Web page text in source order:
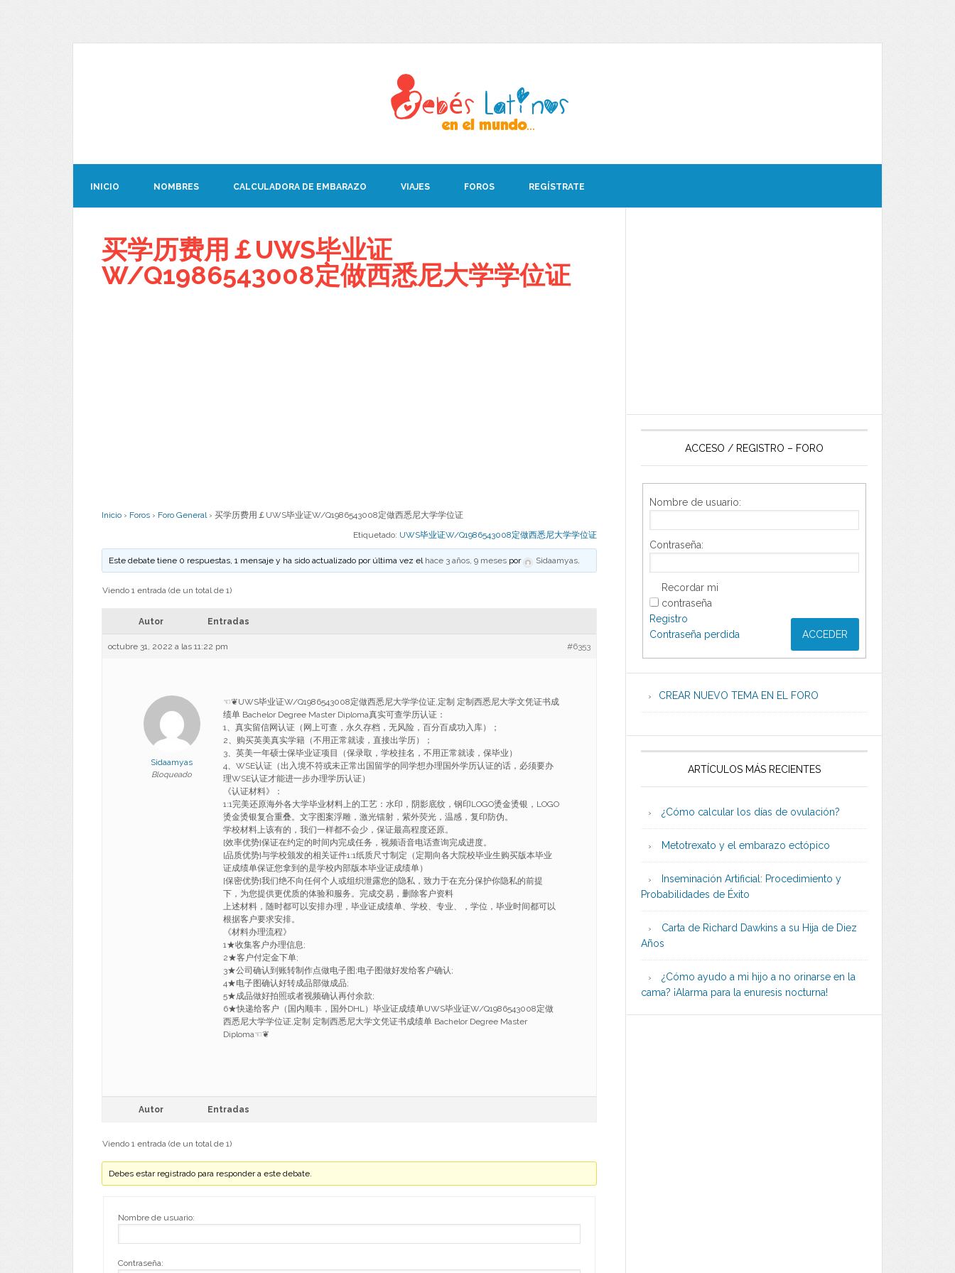
INICIO NOMBRES CALCULADORA DE EMBARAZO VIAJES FOROS REGÍSTRATE
买学历费用￡UWS毕业证
W/Q1986543008定做西悉尼大学学位证
Inicio › Foros › Foro General › 买学历费用￡UWS毕业证W/Q1986543008定做西悉尼大学学位证
Etiquetado: UWS毕业证W/Q1986543008定做西悉尼大学学位证
Este debate tiene 0 respuestas, 1 mensaje y ha sido actualizado por última vez el hace 3 años, 9 meses por Sidaamyas.
Viendo 1 entrada (de un total de 1)
Autor Entradas
octubre 31, 2022 a las 11:22 pm #6353
Sidaamyas
Bloqueado
☜❦UWS毕业证W/Q1986543008定做西悉尼大学学位证,定制 定制西悉尼大学文凭证书成
绩单 Bachelor Degree Master Diploma真实可查学历认证：
1、真实留信网认证（网上可查，永久存档，无风险，百分百成功入库）；
2、购买英美真实学籍（不用正常就读，直接出学历）；
3、英美一年硕士保毕业证项目（保录取，学校挂名，不用正常就读，保毕业）
4、WSE认证（出入境不符或未正常出国留学的同学想办理国外学历认证的话，必须要办
理WSE认证才能进一步办理学历认证）
《认证材料》：
1:1完美还原海外各大学毕业材料上的工艺：水印，阴影底纹，钢印LOGO烫金烫银，LOGO
烫金烫银复合重叠。文字图案浮雕，激光镭射，紫外荧光，温感，复印防伪。
学校材料上该有的，我们一样都不会少，保证最高程度还原。
[效率优势]保证在约定的时间内完成任务，视频语音电话查询完成进度。
[品质优势]与学校颁发的相关证件1:1纸质尺寸制定（定期向各大院校毕业生购买版本毕业
证成绩单保证您拿到的是学校内部版本毕业证成绩单）
[保密优势]我们绝不向任何个人或组织泄露您的隐私，致力于在充分保护你隐私的前提
下，为您提供更优质的体验和服务。完成交易，删除客户资料
上述材料，随时都可以安排办理，毕业证成绩单、学校、专业、，学位，毕业时间都可以
根据客户要求安排。
《材料办理流程》
1★收集客户办理信息;
2★客户付定金下单;
3★公司确认到账转制作点做电子图;电子图做好发给客户确认;
4★电子图确认好转成品部做成品;
5★成品做好拍照或者视频确认再付余款;
6★快递给客户（国内顺丰，国外DHL）毕业证成绩单UWS毕业证W/Q1986543008定做
西悉尼大学学位证,定制 定制西悉尼大学文凭证书成绩单 Bachelor Degree Master
Diploma☜❦
Autor Entradas
Viendo 1 entrada (de un total de 1)
Debes estar registrado para responder a este debate.
Nombre de usuario:
Contraseña:
ACCESO / REGISTRO – FORO
Nombre de usuario:
Contraseña:
Recordar mi
contraseña
ACCEDER
Registro
Contraseña perdida
CREAR NUEVO TEMA EN EL FORO
ARTÍCULOS MÁS RECIENTES
¿Cómo calcular los días de ovulación?
Metotrexato y el embarazo ectópico
Inseminación Artificial: Procedimiento y
Probabilidades de Éxito
Carta de Richard Dawkins a su Hija de Diez
Años
¿Cómo ayudo a mi hijo a no orinarse en la
cama? ¡Alarma para la enuresis nocturna!